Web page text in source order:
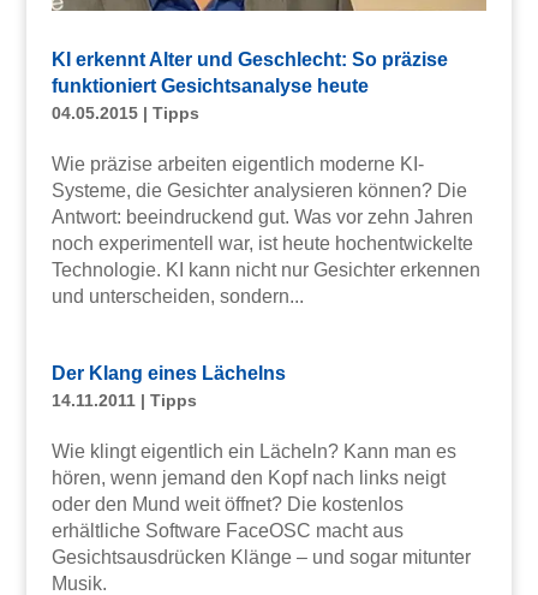
KI erkennt Alter und Geschlecht: So präzise
funktioniert Gesichtsanalyse heute
04.05.2015| Tipps
Wie präzise arbeiten eigentlich moderne KI-
Systeme, die Gesichter analysieren können? Die
Antwort: beeindruckend gut. Was vor zehn Jahren
noch experimentell war, ist heute hochentwickelte
Technologie. KI kann nicht nur Gesichter erkennen
und unterscheiden, sondern...
Der Klang eines Lächelns
14.11.2011| Tipps
Wie klingt eigentlich ein Lächeln? Kann man es
hören, wenn jemand den Kopf nach links neigt
oder den Mund weit öffnet? Die kostenlos
erhältliche Software FaceOSC macht aus
Gesichtsausdrücken Klänge – und sogar mitunter
Musik.